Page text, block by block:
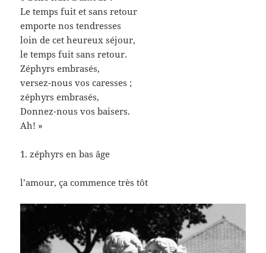
Le temps fuit et sans retour
emporte nos tendresses
loin de cet heureux séjour,
le temps fuit sans retour.
Zéphyrs embrasés,
versez-nous vos caresses ;
zéphyrs embrasés,
Donnez-nous vos baisers.
Ah! »
1. zéphyrs en bas âge
l’amour, ça commence très tôt